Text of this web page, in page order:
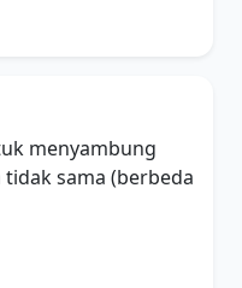
menyambung
sama (berbeda